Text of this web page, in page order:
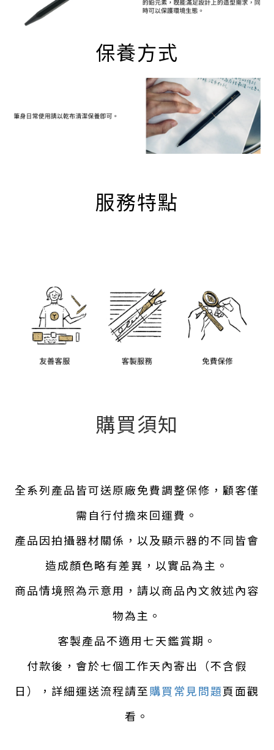
保養方式
服務特點
購買須知
全系列產品皆可送原廠免費調整保修，顧客僅
需自行付擔來回運費。
產品因拍攝器材關係，以及顯示器的不同皆會
造成顏色略有差異，以實品為主。
商品情境照為示意用，請以商品內文敘述內容
物為主。
客製產品不適用七天鑑賞期。
付款後，會於七個工作天內寄出（不含假
日），詳細運送流程請至購買常見問題頁面觀
看。